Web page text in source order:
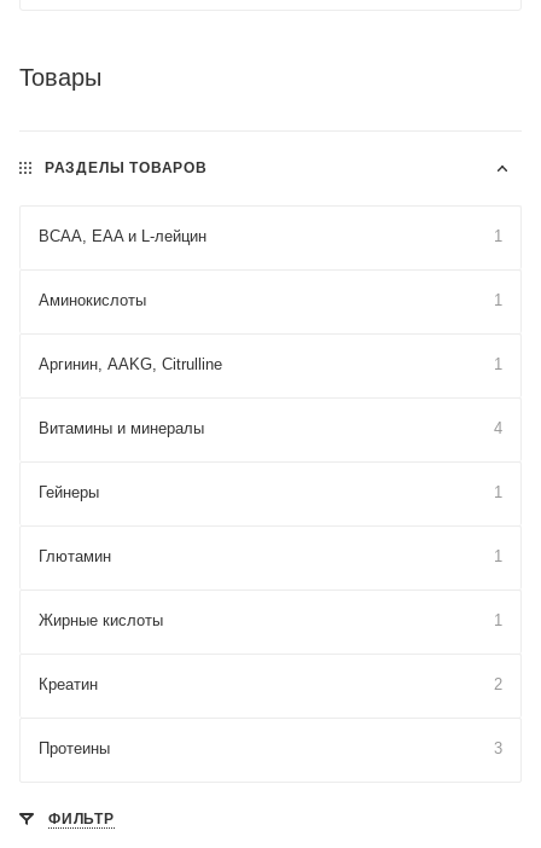
Товары
РАЗДЕЛЫ ТОВАРОВ
BCAA, EAA и L-лейцин 1
Аминокислоты 1
Аргинин, AAKG, Citrulline 1
Витамины и минералы 4
Гейнеры 1
Глютамин 1
Жирные кислоты 1
Креатин 2
Протеины 3
ФИЛЬТР